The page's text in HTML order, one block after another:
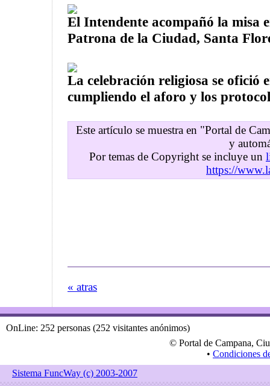
El Intendente acompañó la misa
Patrona de la Ciudad, Santa
La celebración religiosa se ofició
cumpliendo el aforo y los
Este artículo se muestra en "Portal de
y
Por temas de Copyright se incluye un
https://
« atras
OnLine: 252 personas (252 visitantes anónimos)
© Portal de Campana,
• Condiciones
Sistema FuncWay (c) 2003-2007